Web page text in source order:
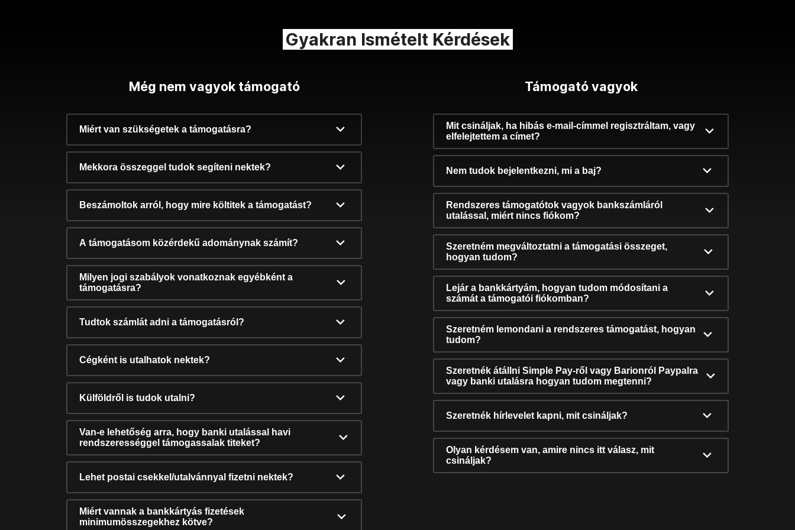
Gyakran Ismételt Kérdések
Még nem vagyok támogató
Miért van szükségetek a támogatásra?
Mekkora összeggel tudok segíteni nektek?
Beszámoltok arról, hogy mire költitek a támogatást?
A támogatásom közérdekű adománynak számít?
Milyen jogi szabályok vonatkoznak egyébként a
támogatásra?
Tudtok számlát adni a támogatásról?
Cégként is utalhatok nektek?
Külföldről is tudok utalni?
Van-e lehetőség arra, hogy banki utalással havi
rendszerességgel támogassalak titeket?
Lehet postai csekkel/utalvánnyal fizetni nektek?
Miért vannak a bankkártyás fizetések
minimumösszegekhez kötve?
Támogató vagyok
Mit csináljak, ha hibás e-mail-címmel regisztráltam, vagy
elfelejtettem a címet?
Nem tudok bejelentkezni, mi a baj?
Rendszeres támogatótok vagyok bankszámláról
utalással, miért nincs fiókom?
Szeretném megváltoztatni a támogatási összeget,
hogyan tudom?
Lejár a bankkártyám, hogyan tudom módosítani a
számát a támogatói fiókomban?
Szeretném lemondani a rendszeres támogatást, hogyan
tudom?
Szeretnék átállni Simple Pay-ről vagy Barionról Paypalra
vagy banki utalásra hogyan tudom megtenni?
Szeretnék hírlevelet kapni, mit csináljak?
Olyan kérdésem van, amire nincs itt válasz, mit
csináljak?